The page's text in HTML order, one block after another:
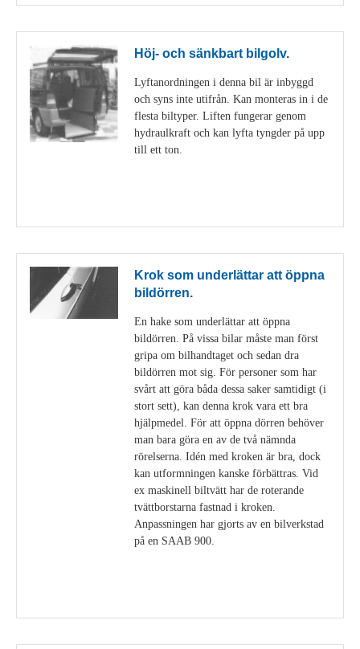
Höj- och sänkbart bilgolv.
Lyftanordningen i denna bil är inbyggd
och syns inte utifrån. Kan monteras in i de
flesta biltyper. Liften fungerar genom
hydraulkraft och kan lyfta tyngder på upp
till ett ton.
Krok som underlättar att öppna
bildörren.
En hake som underlättar att öppna
bildörren. På vissa bilar måste man först
gripa om bilhandtaget och sedan dra
bildörren mot sig. För personer som har
svårt att göra båda dessa saker samtidigt (i
stort sett), kan denna krok vara ett bra
hjälpmedel. För att öppna dörren behöver
man bara göra en av de två nämnda
rörelserna. Idén med kroken är bra, dock
kan utformningen kanske förbättras. Vid
ex maskinell biltvätt har de roterande
tvättborstarna fastnad i kroken.
Anpassningen har gjorts av en bilverkstad
på en SAAB 900.